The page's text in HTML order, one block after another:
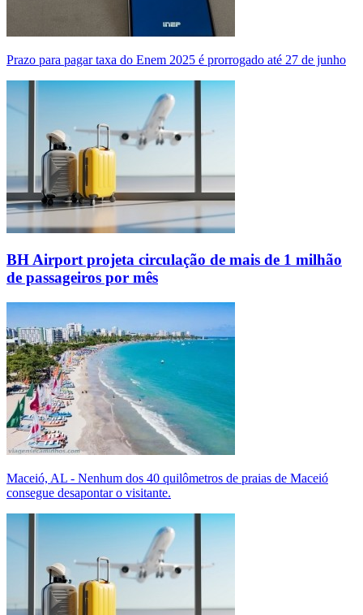
Prazo para pagar taxa do Enem 2025 é prorrogado até 27 de junho
BH Airport projeta circulação de mais de 1 milhão
de passageiros por mês
Maceió, AL - Nenhum dos 40 quilômetros de praias de Maceió
consegue desapontar o visitante.